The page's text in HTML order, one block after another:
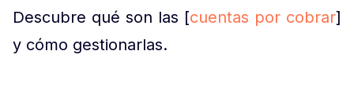
Descubre qué son las [cuentas por cobrar]
y cómo gestionarlas.